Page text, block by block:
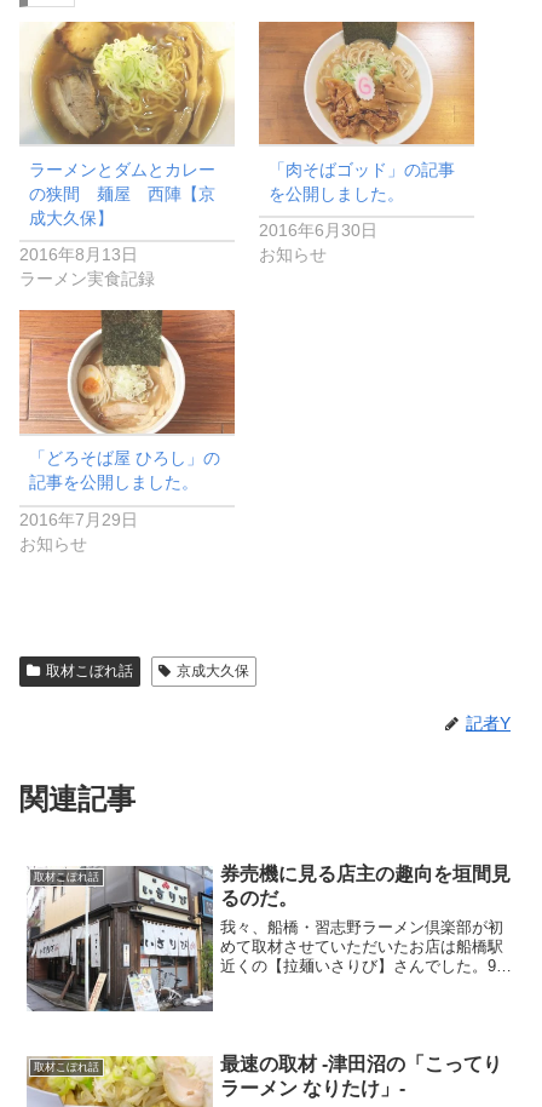
ラーメンとダムとカレー
の狭間 麺屋 西陣【京
成大久保】
2016年8月13日
ラーメン実食記録
「肉そばゴッド」の記事
を公開しました。
2016年6月30日
お知らせ
「どろそば屋 ひろし」の
記事を公開しました。
2016年7月29日
お知らせ
取材こぼれ話 京成大久保
記者Y
関連記事
取材こぼれ話
券売機に見る店主の趣向を垣間見
るのだ。
我々、船橋・習志野ラーメン倶楽部が初
めて取材させていただいたお店は船橋駅
近くの【拉麺いさりび】さんでした。9月
取材こぼれ話
最速の取材 -津田沼の「こってり
ラーメン なりたけ」-